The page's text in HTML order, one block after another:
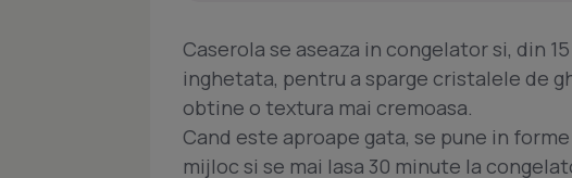
Caserola se aseaza in congelator si, din
inghetata, pentru a sparge cristalele de
obtine o textura mai cremoasa.
Cand este aproape gata, se pune in
mijloc si se mai lasa 30 minute la